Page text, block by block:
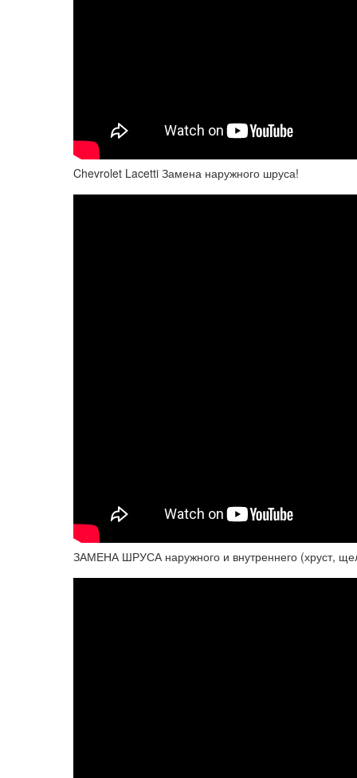
Chevrolet Lacetti Замена наружного шруса!
ЗАМЕНА ШРУСА наружного и внутреннего (хруст,